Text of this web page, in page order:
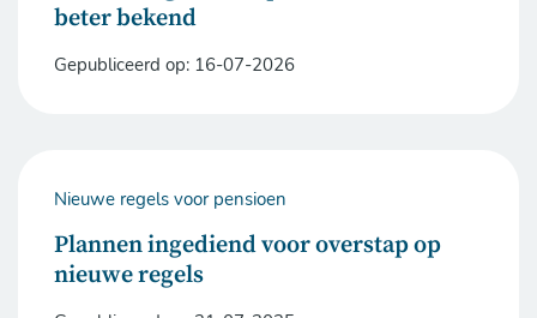
beter bekend
Gepubliceerd op: 16-07-2026
Plannen ingediend voor overstap op
nieuwe regels
Nieuwe regels voor pensioen